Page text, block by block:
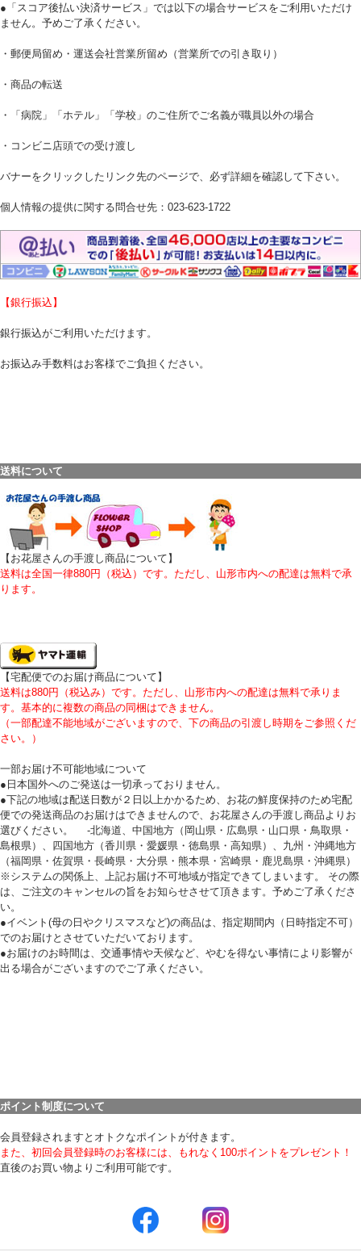
●「スコア後払い決済サービス」では以下の場合サービスをご利用いただけ
ません。予めご了承ください。
・郵便局留め・運送会社営業所留め（営業所での引き取り）
・商品の転送
・「病院」「ホテル」「学校」のご住所でご名義が職員以外の場合
・コンビニ店頭での受け渡し
バナーをクリックしたリンク先のページで、必ず詳細を確認して下さい。
個人情報の提供に関する問合せ先：023-623-1722
【銀行振込】
銀行振込がご利用いただけます。
お振込み手数料はお客様でご負担ください。
送料について
【お花屋さんの手渡し商品について 】
送料は全国一律880円（税込）です。ただし、山形市内への配達は無料で承
ります。
【宅配便でのお届け商品について】
送料は880円（税込み）です。ただし、山形市内への配達は無料で承りま
す。基本的に複数の商品の同梱はできません。
（一部配達不能地域がございますので、下の商品の引渡し時期をご参照くだ
さい。）
一部お届け不可能地域について
●日本国外へのご発送は一切承っておりません。
●下記の地域は配送日数が２日以上かかるため、お花の鮮度保持のため宅配
便での発送商品のお届けはできませんので、お花屋さんの手渡し商品よりお
選びください。 -北海道、中国地方（岡山県・広島県・山口県・鳥取県・
島根県）、四国地方（香川県・愛媛県・徳島県・高知県）、九州・沖縄地方
（福岡県・佐賀県・長崎県・大分県・熊本県・宮崎県・鹿児島県・沖縄県）
※システムの関係上、上記お届け不可地域が指定できてしまいます。 その際
は、ご注文のキャンセルの旨をお知らせさせて頂きます。予めご了承くださ
い。
●イベント(母の日やクリスマスなど)の商品は、指定期間内（日時指定不可）
でのお届けとさせていただいております。
●お届けのお時間は、交通事情や天候など、やむを得ない事情により影響が
出る場合がございますのでご了承ください。
ポイント制度について
会員登録されますとオトクなポイントが付きます。
また、初回会員登録時のお客様には、もれなく100ポイントをプレゼント！
直後のお買い物よりご利用可能です。